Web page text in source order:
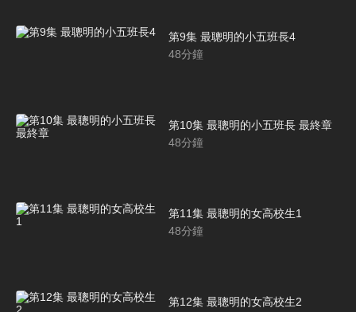
第9集 最聰明的小五班長4
48分鐘
第10集 最聰明的小五班長 最終章
48分鐘
第11集 最聰明的女高校生1
48分鐘
第12集 最聰明的女高校生2